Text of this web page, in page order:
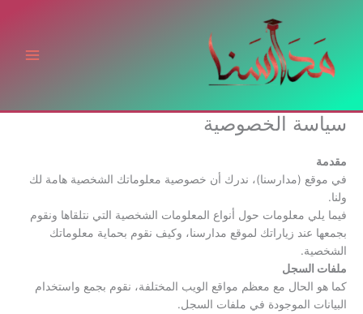
سياسة الخصوصية
مقدمة
في موقع (مدارسنا)، ندرك أن خصوصية معلوماتك الشخصية هامة لك
ولنا.
فيما يلي معلومات حول أنواع المعلومات الشخصية التي نتلقاها ونقوم
بجمعها عند زياراتك لموقع مدارسنا، وكيف نقوم بحماية معلوماتك
الشخصية.
ملفات السجل
كما هو الحال مع معظم مواقع الويب المختلفة، نقوم بجمع واستخدام
البيانات الموجودة في ملفات السجل.